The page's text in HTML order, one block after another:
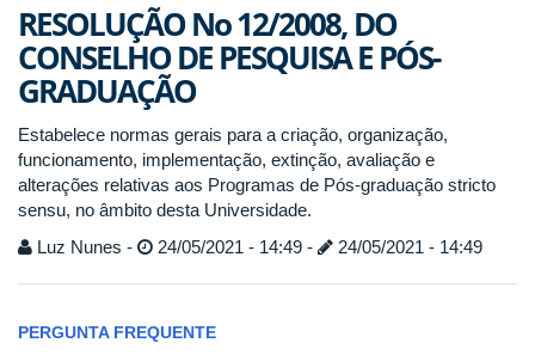
RESOLUÇÃO No 12/2008, DO
CONSELHO DE PESQUISA E PÓS-
GRADUAÇÃO
Estabelece normas gerais para a criação, organização,
funcionamento, implementação, extinção, avaliação e
alterações relativas aos Programas de Pós-graduação stricto
sensu, no âmbito desta Universidade.
Luz Nunes -
24/05/2021 - 14:49 - 24/05/2021 - 14:49
PERGUNTA FREQUENTE